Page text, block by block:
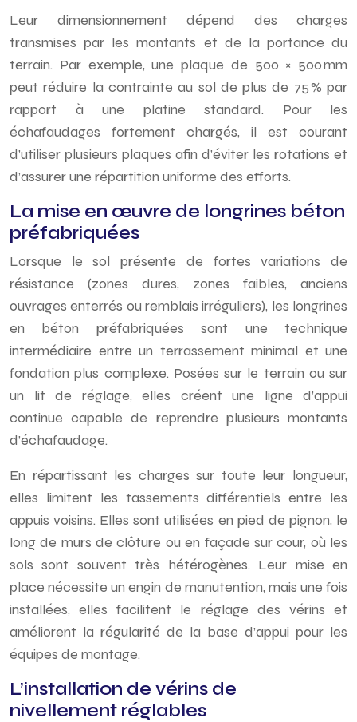
Leur dimensionnement dépend des charges
transmises par les montants et de la portance du
terrain. Par exemple, une plaque de 500 × 500 mm
peut réduire la contrainte au sol de plus de 75 % par
rapport à une platine standard. Pour les
échafaudages fortement chargés, il est courant
d’utiliser plusieurs plaques afin d’éviter les rotations et
d’assurer une répartition uniforme des efforts.
La mise en œuvre de longrines béton
préfabriquées
Lorsque le sol présente de fortes variations de
résistance (zones dures, zones faibles, anciens
ouvrages enterrés ou remblais irréguliers), les longrines
en béton préfabriquées sont une technique
intermédiaire entre un terrassement minimal et une
fondation plus complexe. Posées sur le terrain ou sur
un lit de réglage, elles créent une ligne d’appui
continue capable de reprendre plusieurs montants
d’échafaudage.
En répartissant les charges sur toute leur longueur,
elles limitent les tassements différentiels entre les
appuis voisins. Elles sont utilisées en pied de pignon, le
long de murs de clôture ou en façade sur cour, où les
sols sont souvent très hétérogènes. Leur mise en
place nécessite un engin de manutention, mais une fois
installées, elles facilitent le réglage des vérins et
améliorent la régularité de la base d’appui pour les
équipes de montage.
L’installation de vérins de
nivellement réglables